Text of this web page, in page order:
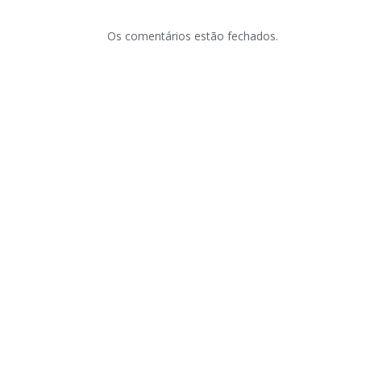
Os comentários estão fechados.